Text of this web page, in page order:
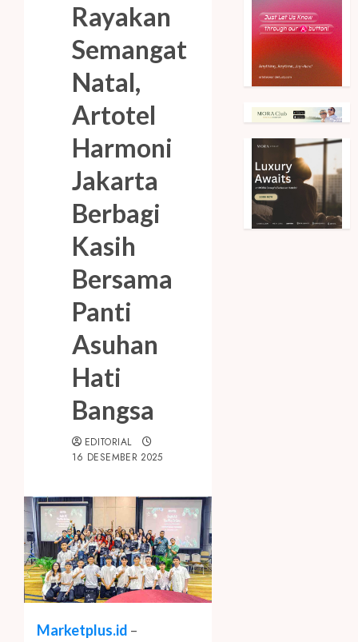
Rayakan
Semangat
Natal,
Artotel
Harmoni
Jakarta
Berbagi
Kasih
Bersama
Panti
Asuhan
Hati
Bangsa
EDITORIAL
16 DESEMBER 2025
Marketplus.id –